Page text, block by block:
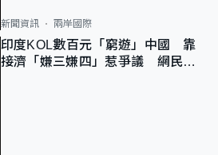
新聞資訊 兩岸國際
印度KOL數百元「窮遊」中國 靠
接濟「嫌三嫌四」惹爭議 網民：